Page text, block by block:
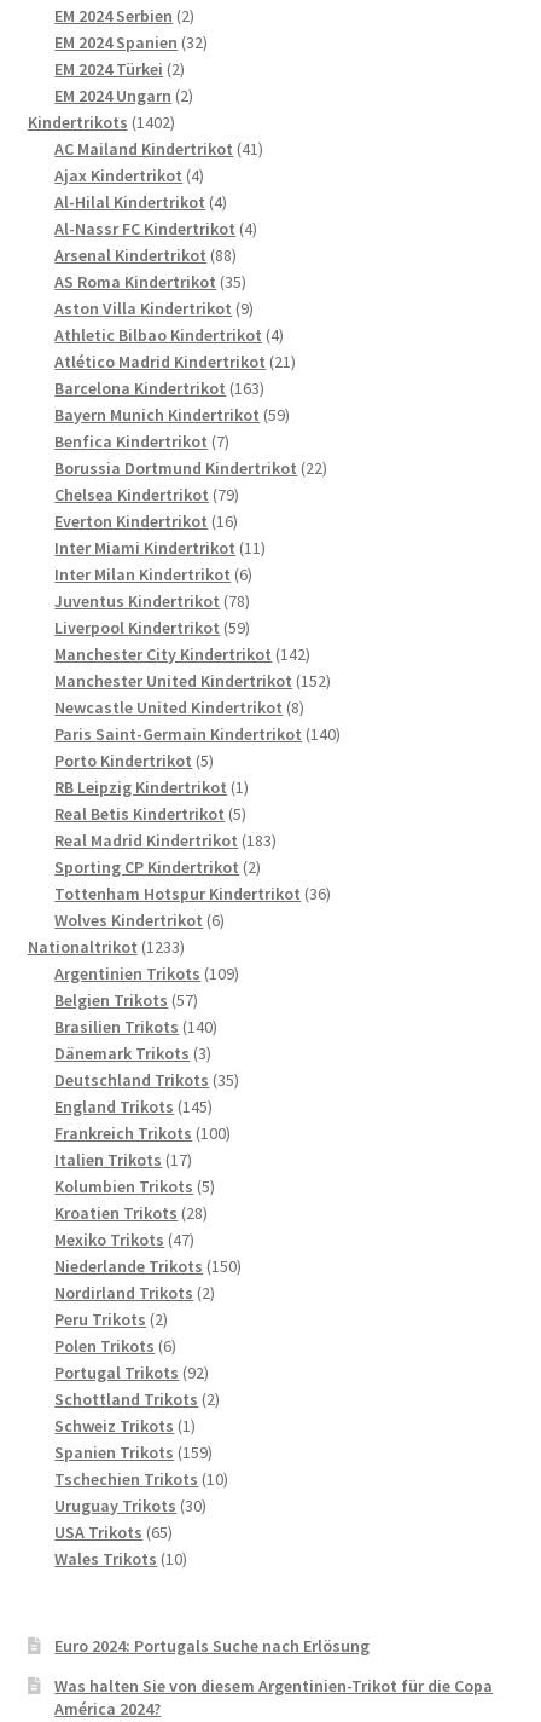
EM 2024 Serbien 22
Produkte
EM 2024 Spanien 3232
EM 2024 Türkei 22
Produkte
EM 2024 Ungarn 22
Kindertrikots 14021402
Produkte
AC Mailand Kindertrikot 4141
Ajax Kindertrikot 44
Produkte
Al-Hilal Kindertrikot 44
Produkte
Al-Nassr FC Kindertrikot 44
Arsenal Kindertrikot 8888
Produkte
AS Roma Kindertrikot 3535
Produkte
Aston Villa Kindertrikot 99
Produkte
Athletic Bilbao Kindertrikot 44
Produkte
Atlético Madrid Kindertrikot 2121
Barcelona Kindertrikot 163163
Produkte
Bayern Munich Kindertrikot 5959
Benfica Kindertrikot 77
Produkte
Borussia Dortmund Kindertrikot 2222
Chelsea Kindertrikot 7979
Produkte
Everton Kindertrikot 1616
Produkte
Inter Miami Kindertrikot 1111
Inter Milan Kindertrikot 66
Produkte
Juventus Kindertrikot 7878
Produkte
Liverpool Kindertrikot 5959
Produkte
Manchester City Kindertrikot 142142
Produkte
Manchester United Kindertrikot 152152
Newcastle United Kindertrikot 88
Produkte
Paris Saint-Germain Kindertrikot 140140
Porto Kindertrikot 55
Produkte
RB Leipzig Kindertrikot 11
Produkt
Real Betis Kindertrikot 55
Produkte
Real Madrid Kindertrikot 183183
Sporting CP Kindertrikot 22
Produkte
Tottenham Hotspur Kindertrikot 3636
Wolves Kindertrikot 66
Nationaltrikot 12331233
Produkte
Argentinien Trikots 109109
Belgien Trikots 5757
Produkte
Brasilien Trikots 140140
Dänemark Trikots 33
Produkte
Deutschland Trikots 3535
England Trikots 145145
Produkte
Frankreich Trikots 100100
Italien Trikots 1717
Produkte
Kolumbien Trikots 55
Kroatien Trikots 2828
Mexiko Trikots 4747
Produkte
Niederlande Trikots 150150
Nordirland Trikots 22
Peru Trikots 22
Produkte
Polen Trikots 66
Produkte
Portugal Trikots 9292
Produkte
Schottland Trikots 22
Schweiz Trikots 11
Produkt
Spanien Trikots 159159
Produkte
Tschechien Trikots 1010
Uruguay Trikots 3030
USA Trikots 6565
Produkte
Wales Trikots 1010
Euro 2024: Portugals Suche nach Erlösung
Was halten Sie von diesem Argentinien-Trikot für die Copa
América 2024?